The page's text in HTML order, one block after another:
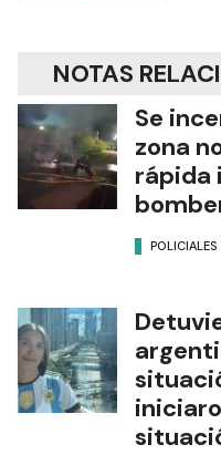
NOTAS
Se
zona
rápida
POLICIALES